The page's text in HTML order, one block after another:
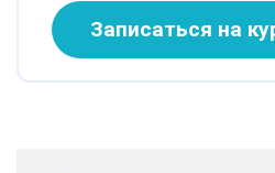
Записаться на